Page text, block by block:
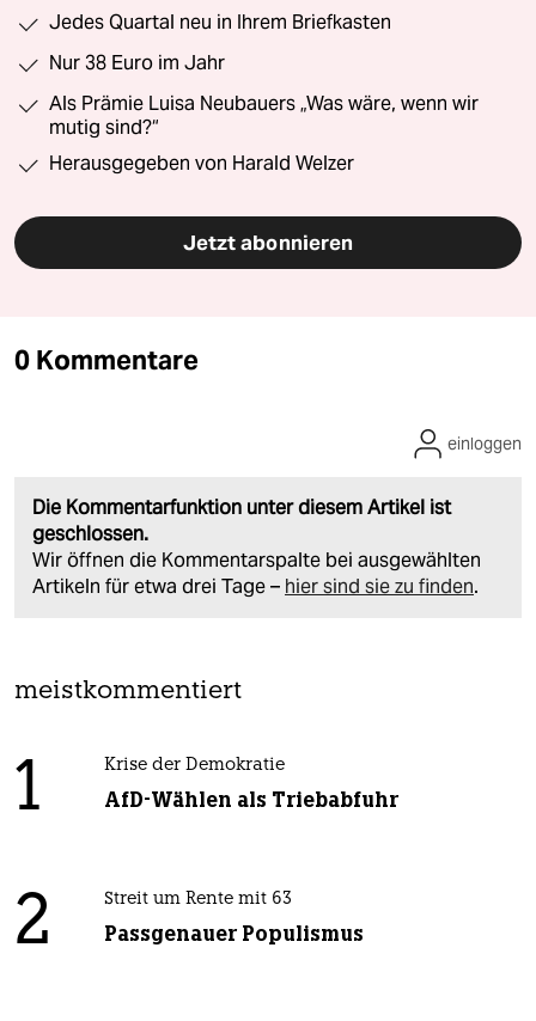
Jedes Quartal neu in Ihrem Briefkasten
Nur 38 Euro im Jahr
Als Prämie Luisa Neubauers „Was wäre, wenn wir
mutig sind?“
Herausgegeben von Harald Welzer
Jetzt abonnieren
0 Kommentare
Die Kommentarfunktion unter diesem Artikel ist
geschlossen.
Wir öffnen die Kommentarspalte bei ausgewählten
Artikeln für etwa drei Tage – hier sind sie zu finden.
einloggen
meistkommentiert
1 Krise der Demokratie
AfD-Wählen als Triebabfuhr
2 Streit um Rente mit 63
Passgenauer Populismus